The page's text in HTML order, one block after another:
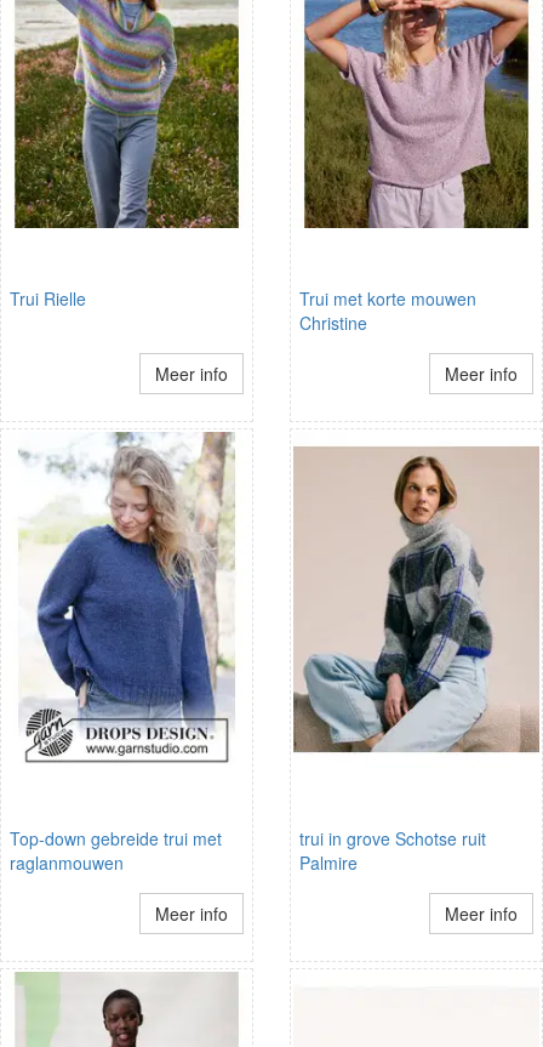
Trui Rielle
Meer info
Trui met korte mouwen
Christine
Meer info
Top-down gebreide trui met
raglanmouwen
Meer info
trui in grove Schotse ruit
Palmire
Meer info